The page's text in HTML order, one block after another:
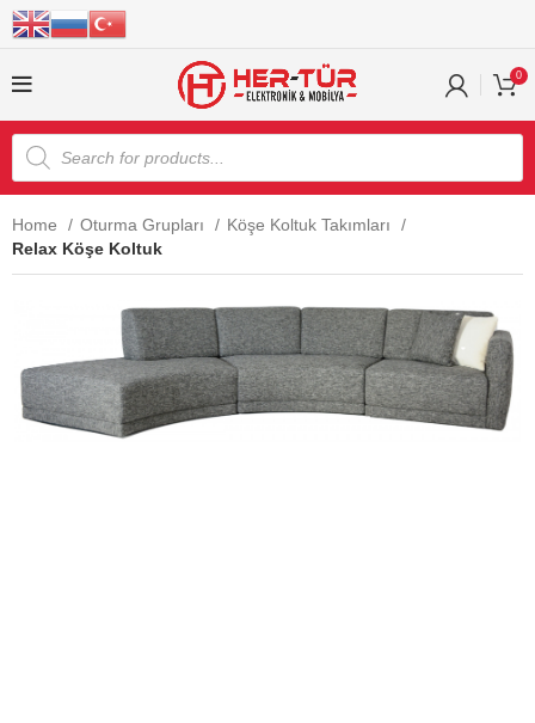
0
Home Oturma Grupları
Köşe Koltuk Takımları
Relax Köşe Koltuk